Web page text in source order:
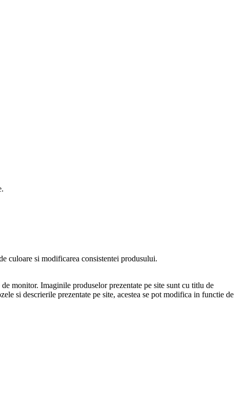
culoare si modificarea consistentei produsului.
monitor. Imaginile produselor prezentate pe site sunt cu titlu de
si descrierile prezentate pe site, acestea se pot modifica in functie de